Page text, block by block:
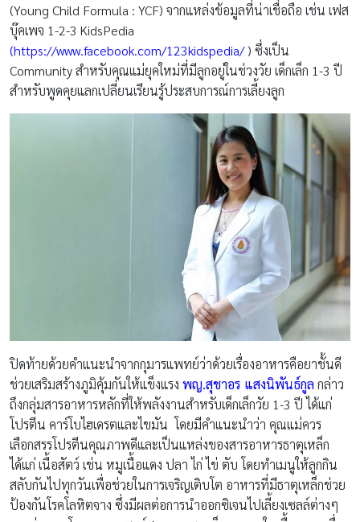
(Young Child Formula : YCF) จากแหล่งข้อมูลที่น่าเชื่อถือ เช่น เฟส
บุ๊คเพจ 1-2-3 KidsPedia
(https://www.facebook.com/123kidspedia/) ซึ่งเป็น
Community สำหรับคุณแม่ยุคใหม่ที่มีลูกอยู่ในช่วงวัย เด็กเล็ก 1-3 ปี
สำหรับพูดคุยแลกเปลี่ยนเรียนรู้ประสบการณ์การเลี้ยงลูก
ปิดท้ายด้วยคำแนะนำจากกุมารแพทย์ว่าด้วยเรื่องอาหารคือยาชั้นดี
ช่วยเสริมสร้างภูมิคุ้มกันให้แข็งแรง พญ.สุชาอร แสงนิพันธ์กูล กล่าว
ถึงกลุ่มสารอาหารหลักที่ให้พลังงานสำหรับเด็กเล็กวัย 1-3 ปี ได้แก่
โปรตีน คาร์โบไฮเดรตและไขมัน โดยมีคำแนะนำว่า คุณแม่ควร
เลือกสรรโปรตีนคุณภาพดีและเป็นแหล่งของสารอาหารธาตุเหล็ก
ได้แก่ เนื้อสัตว์ เช่น หมูเนื้อแดง ปลา ไก่ ไข่ ตับ โดยทำเมนูให้ลูกกิน
สลับกันไปทุกวันเพื่อช่วยในการเจริญเติบโต อาหารที่มีธาตุเหล็กช่วย
ป้องกันโรคโลหิตจาง ซึ่งมีผลต่อการนำออกซิเจนไปเลี้ยงเซลล์ต่างๆ